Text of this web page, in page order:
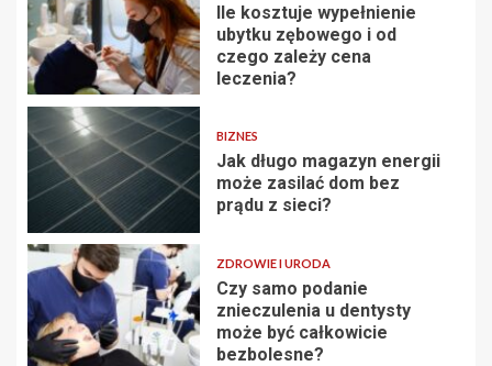
Ile kosztuje wypełnienie
ubytku zębowego i od
czego zależy cena
leczenia?
BIZNES
Jak długo magazyn energii
może zasilać dom bez
prądu z sieci?
ZDROWIE I URODA
Czy samo podanie
znieczulenia u dentysty
może być całkowicie
bezbolesne?